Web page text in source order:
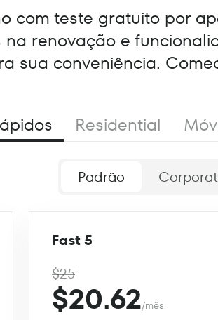
com teste gratuito por
na renovação e
sua conveniência.
Residential
Padrão
Fast 5
$25
$20.62/mês